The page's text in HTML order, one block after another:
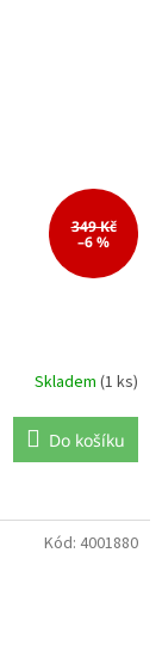
349 Kč
–6 %
Skladem (1 ks)
Do košíku
Kód: 4001880